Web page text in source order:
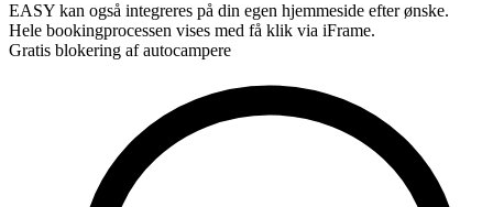
EASY kan også integreres på din egen hjemmeside efter ønske.
Hele bookingprocessen vises med få klik via iFrame.
Gratis blokering af autocampere